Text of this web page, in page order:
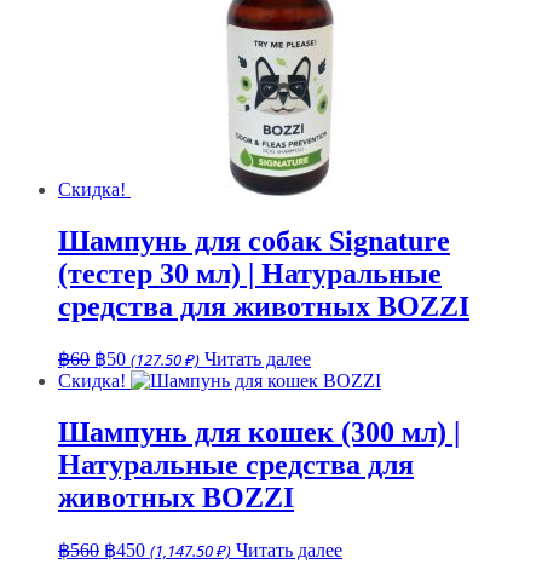
Скидка!
Шампунь для собак Signature
(тестер 30 мл) | Натуральные
средства для животных BOZZI
฿60 Первоначальная
цена
฿50Текущая
цена:
(127.50 ₽) Читать далее
Скидка!
Шампунь для кошек (300 мл) |
Натуральные средства для
животных BOZZI
฿560 Первоначальная
฿450Текущая
(1,147.50 ₽) Читать далее